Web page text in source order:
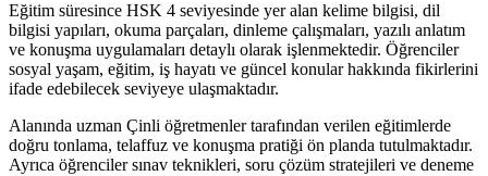
Eğitim süresince HSK 4 seviyesinde yer alan kelime bilgisi, dil
bilgisi yapıları, okuma parçaları, dinleme çalışmaları, yazılı anlatım
ve konuşma uygulamaları detaylı olarak işlenmektedir. Öğrenciler
sosyal yaşam, eğitim, iş hayatı ve güncel konular hakkında fikirlerini
ifade edebilecek seviyeye ulaşmaktadır.
Alanında uzman Çinli öğretmenler tarafından verilen eğitimlerde
doğru tonlama, telaffuz ve konuşma pratiği ön planda tutulmaktadır.
Ayrıca öğrenciler sınav teknikleri, soru çözüm stratejileri ve deneme